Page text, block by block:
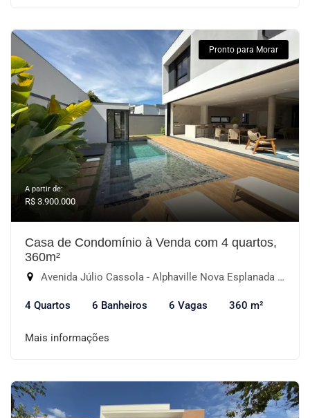
Pronto para Morar
A partir de:
R$ 3.900.000
Casa de Condomínio à Venda com 4 quartos,
360m²
Avenida Júlio Cassola - Alphaville Nova Esplanada III, Votorantim-SP
4 Quartos 6 Banheiros 6 Vagas 360 m²
Mais informações